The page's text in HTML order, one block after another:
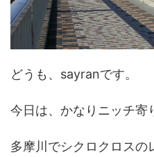
どうも、sayranです。
今日は、かなりニッチ寄
多摩川でシクロクロスの